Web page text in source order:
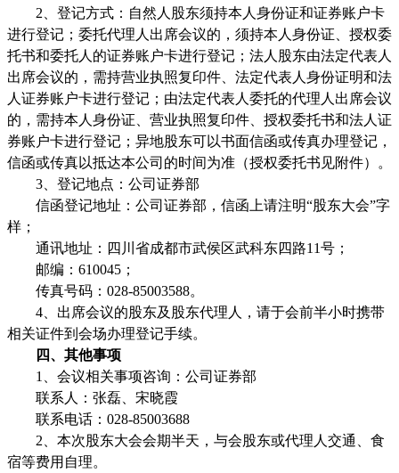
2、登记方式：自然人股东须持本人身份证和证券账户卡
进行登记；委托代理人出席会议的，须持本人身份证、授权委
托书和委托人的证券账户卡进行登记；法人股东由法定代表人
出席会议的，需持营业执照复印件、法定代表人身份证明和法
人证券账户卡进行登记；由法定代表人委托的代理人出席会议
的，需持本人身份证、营业执照复印件、授权委托书和法人证
券账户卡进行登记；异地股东可以书面信函或传真办理登记，
信函或传真以抵达本公司的时间为准（授权委托书见附件）。
3、登记地点：公司证券部
信函登记地址：公司证券部，信函上请注明“股东大会”字
样；
通讯地址：四川省成都市武侯区武科东四路11号；
邮编： 610045 ；
传真号码： 028-85003588。
4、出席会议的股东及股东代理人，请于会前半小时携带
相关证件到会场办理登记手续。
四、其他事项
1、会议相关事项咨询：公司证券部
联系人：张磊、宋晓霞
联系电话： 028-85003688
2、本次股东大会会期半天，与会股东或代理人交通、食
宿等费用自理。